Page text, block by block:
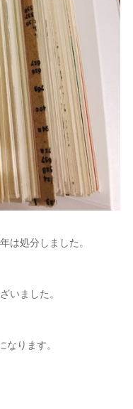
は処分しました。
いました。
なります。